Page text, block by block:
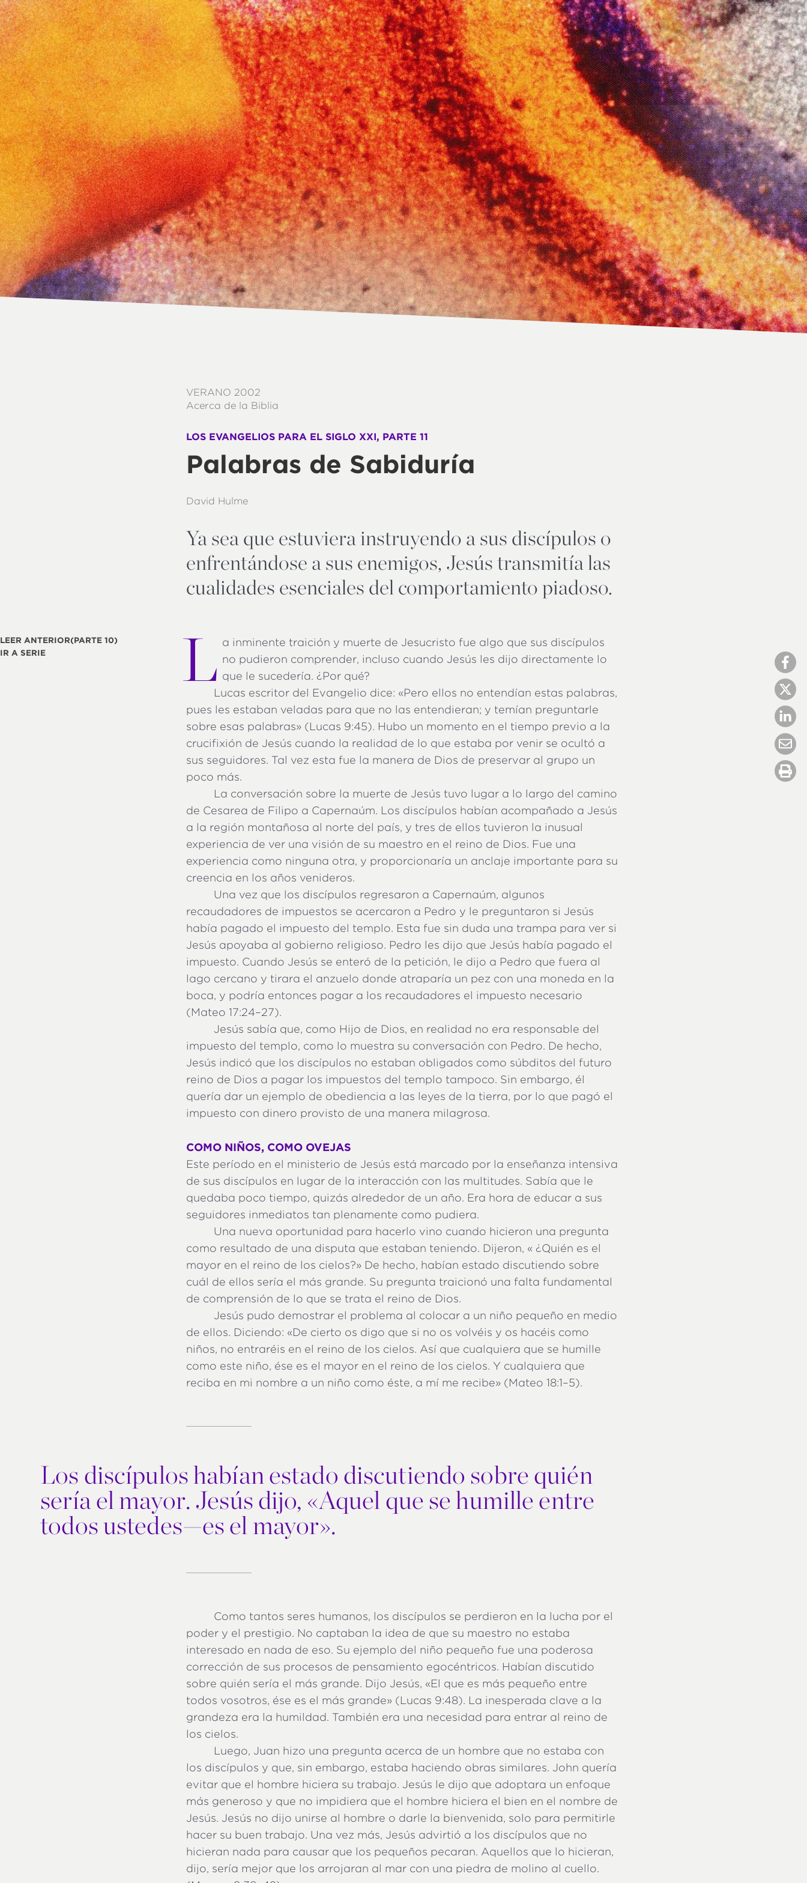
VERANO 2002
Acerca de la Biblia
LOS EVANGELIOS PARA EL SIGLO XXI, PARTE 11
Palabras de Sabiduría
David Hulme
Ya sea que estuviera instruyendo a sus discípulos o
enfrentándose a sus enemigos, Jesús transmitía las
cualidades esenciales del comportamiento piadoso.
LEER ANTERIOR(PARTE 10)
IR A SERIE
L a inminente traición y muerte de Jesucristo fue algo que sus discípulos
no pudieron comprender, incluso cuando Jesús les dijo directamente lo
que le sucedería. ¿Por qué?
Lucas escritor del Evangelio dice: «Pero ellos no entendían estas palabras,
pues les estaban veladas para que no las entendieran; y temían preguntarle
sobre esas palabras» (Lucas 9:45). Hubo un momento en el tiempo previo a la
crucifixión de Jesús cuando la realidad de lo que estaba por venir se ocultó a
sus seguidores. Tal vez esta fue la manera de Dios de preservar al grupo un
poco más.
La conversación sobre la muerte de Jesús tuvo lugar a lo largo del camino
de Cesarea de Filipo a Capernaúm. Los discípulos habían acompañado a Jesús
a la región montañosa al norte del país, y tres de ellos tuvieron la inusual
experiencia de ver una visión de su maestro en el reino de Dios. Fue una
experiencia como ninguna otra, y proporcionaría un anclaje importante para su
creencia en los años venideros.
Una vez que los discípulos regresaron a Capernaúm, algunos
recaudadores de impuestos se acercaron a Pedro y le preguntaron si Jesús
había pagado el impuesto del templo. Esta fue sin duda una trampa para ver si
Jesús apoyaba al gobierno religioso. Pedro les dijo que Jesús había pagado el
impuesto. Cuando Jesús se enteró de la petición, le dijo a Pedro que fuera al
lago cercano y tirara el anzuelo donde atraparía un pez con una moneda en la
boca, y podría entonces pagar a los recaudadores el impuesto necesario
(Mateo 17:24–27).
Jesús sabía que, como Hijo de Dios, en realidad no era responsable del
impuesto del templo, como lo muestra su conversación con Pedro. De hecho,
Jesús indicó que los discípulos no estaban obligados como súbditos del futuro
reino de Dios a pagar los impuestos del templo tampoco. Sin embargo, él
quería dar un ejemplo de obediencia a las leyes de la tierra, por lo que pagó el
impuesto con dinero provisto de una manera milagrosa.
COMO NIÑOS, COMO OVEJAS
Este período en el ministerio de Jesús está marcado por la enseñanza intensiva
de sus discípulos en lugar de la interacción con las multitudes. Sabía que le
quedaba poco tiempo, quizás alrededor de un año. Era hora de educar a sus
seguidores inmediatos tan plenamente como pudiera.
Una nueva oportunidad para hacerlo vino cuando hicieron una pregunta
como resultado de una disputa que estaban teniendo. Dijeron, « ¿Quién es el
mayor en el reino de los cielos?» De hecho, habían estado discutiendo sobre
cuál de ellos sería el más grande. Su pregunta traicionó una falta fundamental
de comprensión de lo que se trata el reino de Dios.
Jesús pudo demostrar el problema al colocar a un niño pequeño en medio
de ellos. Diciendo: «De cierto os digo que si no os volvéis y os hacéis como
niños, no entraréis en el reino de los cielos. Así que cualquiera que se humille
como este niño, ése es el mayor en el reino de los cielos. Y cualquiera que
reciba en mi nombre a un niño como éste, a mí me recibe» (Mateo 18:1–5).
Los discípulos habían estado discutiendo sobre quién
sería el mayor. Jesús dijo, «Aquel que se humille entre
todos ustedes—es el mayor».
Como tantos seres humanos, los discípulos se perdieron en la lucha por el
poder y el prestigio. No captaban la idea de que su maestro no estaba
interesado en nada de eso. Su ejemplo del niño pequeño fue una poderosa
corrección de sus procesos de pensamiento egocéntricos. Habían discutido
sobre quién sería el más grande. Dijo Jesús, «El que es más pequeño entre
todos vosotros, ése es el más grande» (Lucas 9:48). La inesperada clave a la
grandeza era la humildad. También era una necesidad para entrar al reino de
los cielos.
Luego, Juan hizo una pregunta acerca de un hombre que no estaba con
los discípulos y que, sin embargo, estaba haciendo obras similares. John quería
evitar que el hombre hiciera su trabajo. Jesús le dijo que adoptara un enfoque
más generoso y que no impidiera que el hombre hiciera el bien en el nombre de
Jesús. Jesús no dijo unirse al hombre o darle la bienvenida, solo para permitirle
hacer su buen trabajo. Una vez más, Jesús advirtió a los discípulos que no
hicieran nada para causar que los pequeños pecaran. Aquellos que lo hicieran,
dijo, sería mejor que los arrojaran al mar con una piedra de molino al cuello.